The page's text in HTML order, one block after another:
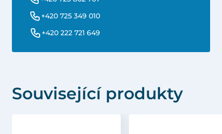
+420 725 349 010
+420 222 721 649
Související produkty